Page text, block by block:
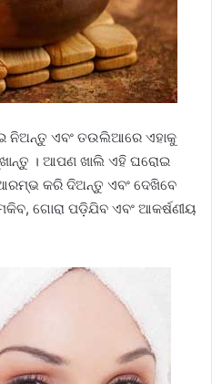
ନିଅନ୍ତୁ ଏବଂ ତଉଲିଆରେ ଏହାକୁ
। ଆପଣ ଖାଲି ଏହି ଘରୋଇ
କରି ଦିଅନ୍ତୁ ଏବଂ ଦେଖିବେ
ଗୋରା ପଡ଼ିଯିବ ଏବଂ ଆକର୍ଷଣୀୟ